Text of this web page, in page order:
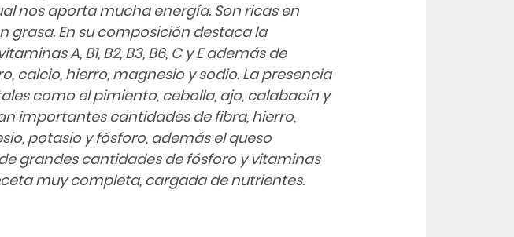
nos aporta mucha energía. Son ricas en
grasa. En su composición destaca la
A, B1, B2, B3, B6, C y E además de
calcio, hierro, magnesio y sodio. La presencia
como el pimiento, cebolla, ajo, calabacín y
importantes cantidades de fibra, hierro,
potasio y fósforo, además el queso
grandes cantidades de fósforo y vitaminas
muy completa, cargada de nutrientes.